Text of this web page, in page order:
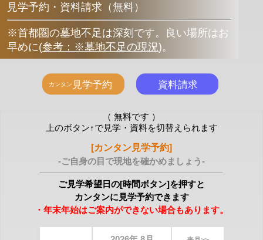
見学予約・資料請求（無料）
※首都圏の墓地不足は深刻です。良い場所はお
早めに(参考：※墓地不足の現況)。
（ 無料です ）
上のボタン↑で見学・資料を切替えられます
[カンタン見学予約]
-ご自身の目で現地を確かめましょう-
ご見学希望日の[時間ボタン]を押すと
カンタンに見学予約できます
・年末年始はご案内ができない場合もあります。